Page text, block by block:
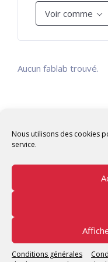
Nous utilisons des cookies
service.
Conditions générales
Voir comme
Aucun fablab trouvé.
Copyright ©
Tunisian Fablabsby